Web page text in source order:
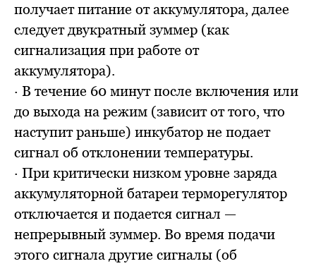
получает питание от аккумулятора, далее
следует двукратный зуммер (как
сигнализация при работе от
аккумулятора).
· В течение 60 минут после включения или
до выхода на режим (зависит от того, что
наступит раньше) инкубатор не подает
сигнал об отклонении температуры.
· При критически низком уровне заряда
аккумуляторной батареи терморегулятор
отключается и подается сигнал —
непрерывный зуммер. Во время подачи
этого сигнала другие сигналы (об